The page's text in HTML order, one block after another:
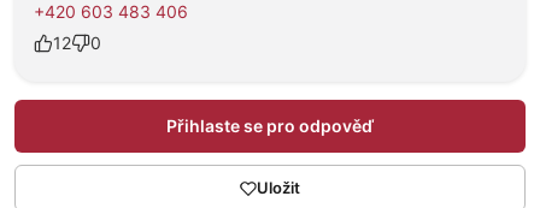
+420 603 483 406
12
0
Přihlaste se pro odpověď
Uložit